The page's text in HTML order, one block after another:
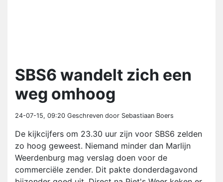
SBS6 wandelt zich een
weg omhoog
24-07-15, 09:20 Geschreven door Sebastiaan Boers
De kijkcijfers om 23.30 uur zijn voor SBS6 zelden
zo hoog geweest. Niemand minder dan Marlijn
Weerdenburg mag verslag doen voor de
commerciële zender. Dit pakte donderdagavond